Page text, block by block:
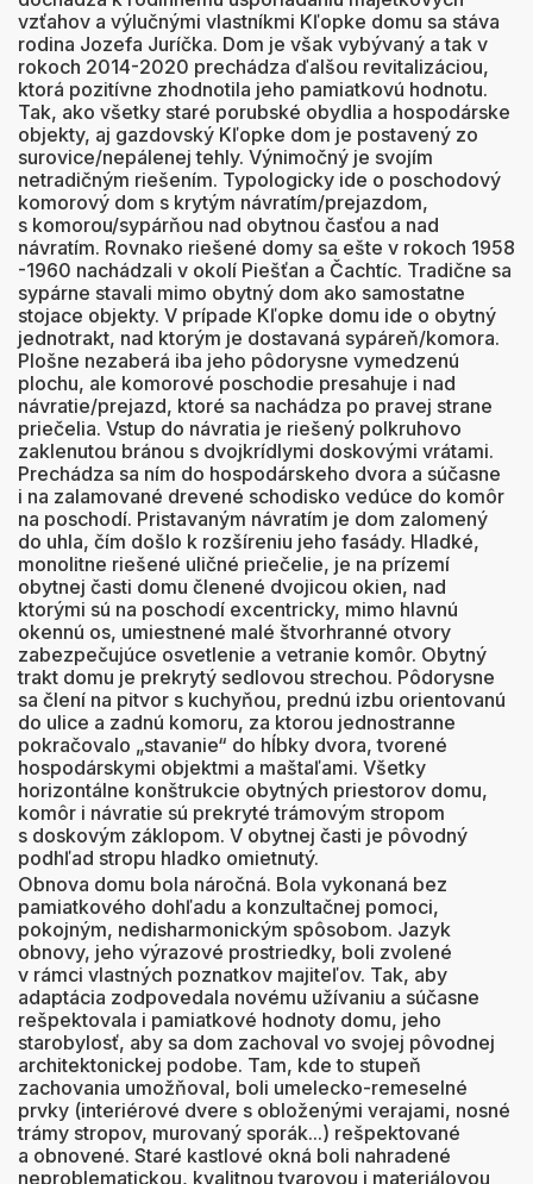
vzťahov a výlučnými vlastníkmi Kľopke domu sa stáva
rodina Jozefa Juríčka. Dom je však vybývaný a tak v
rokoch 2014-2020 prechádza ďalšou revitalizáciou,
ktorá pozitívne zhodnotila jeho pamiatkovú hodnotu.
Tak, ako všetky staré porubské obydlia a hospodárske
objekty, aj gazdovský Kľopke dom je postavený zo
surovice/nepálenej tehly. Výnimočný je svojím
netradičným riešením. Typologicky ide o poschodový
komorový dom s krytým návratím/prejazdom,
s komorou/sypárňou nad obytnou časťou a nad
návratím. Rovnako riešené domy sa ešte v rokoch 1958
-1960 nachádzali v okolí Piešťan a Čachtíc. Tradične sa
sypárne stavali mimo obytný dom ako samostatne
stojace objekty. V prípade Kľopke domu ide o obytný
jednotrakt, nad ktorým je dostavaná sypáreň/komora.
Plošne nezaberá iba jeho pôdorysne vymedzenú
plochu, ale komorové poschodie presahuje i nad
návratie/prejazd, ktoré sa nachádza po pravej strane
priečelia. Vstup do návratia je riešený polkruhovo
zaklenutou bránou s dvojkrídlymi doskovými vrátami.
Prechádza sa ním do hospodárskeho dvora a súčasne
i na zalamované drevené schodisko vedúce do komôr
na poschodí. Pristavaným návratím je dom zalomený
do uhla, čím došlo k rozšíreniu jeho fasády. Hladké,
monolitne riešené uličné priečelie, je na prízemí
obytnej časti domu členené dvojicou okien, nad
ktorými sú na poschodí excentricky, mimo hlavnú
okennú os, umiestnené malé štvorhranné otvory
zabezpečujúce osvetlenie a vetranie komôr. Obytný
trakt domu je prekrytý sedlovou strechou. Pôdorysne
sa člení na pitvor s kuchyňou, prednú izbu orientovanú
do ulice a zadnú komoru, za ktorou jednostranne
pokračovalo „stavanie“ do hĺbky dvora, tvorené
hospodárskymi objektmi a maštaľami. Všetky
horizontálne konštrukcie obytných priestorov domu,
komôr i návratie sú prekryté trámovým stropom
s doskovým záklopom. V obytnej časti je pôvodný
podhľad stropu hladko omietnutý.
Obnova domu bola náročná. Bola vykonaná bez
pamiatkového dohľadu a konzultačnej pomoci,
pokojným, nedisharmonickým spôsobom. Jazyk
obnovy, jeho výrazové prostriedky, boli zvolené
v rámci vlastných poznatkov majiteľov. Tak, aby
adaptácia zodpovedala novému užívaniu a súčasne
rešpektovala i pamiatkové hodnoty domu, jeho
starobylosť, aby sa dom zachoval vo svojej pôvodnej
architektonickej podobe. Tam, kde to stupeň
zachovania umožňoval, boli umelecko-remeselné
prvky (interiérové dvere s obloženými verajami, nosné
trámy stropov, murovaný sporák...) rešpektované
a obnovené. Staré kastlové okná boli nahradené
neproblematickou, kvalitnou tvarovou i materiálovou